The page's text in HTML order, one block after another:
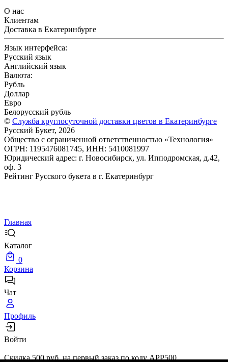
О нас
Клиентам
Доставка в Екатеринбурге
Язык интерфейса:
Русский язык
Английский язык
Валюта:
Рубль
Доллар
Евро
Белорусский рубль
© Служба круглосуточной доставки цветов в Екатеринбурге
Русский Букет, 2026
Общество с ограниченной ответственностью «Технология»
ОГРН: 1195476081745, ИНН: 5410081997
Юридический адрес: г. Новосибирск, ул. Ипподромская, д.42,
оф. 3
Рейтинг Русского букета в г. Екатеринбург
Главная
Каталог
0
Корзина
Чат
Профиль
Войти
Скидка500 руб.на первый заказ по кодуAPP500